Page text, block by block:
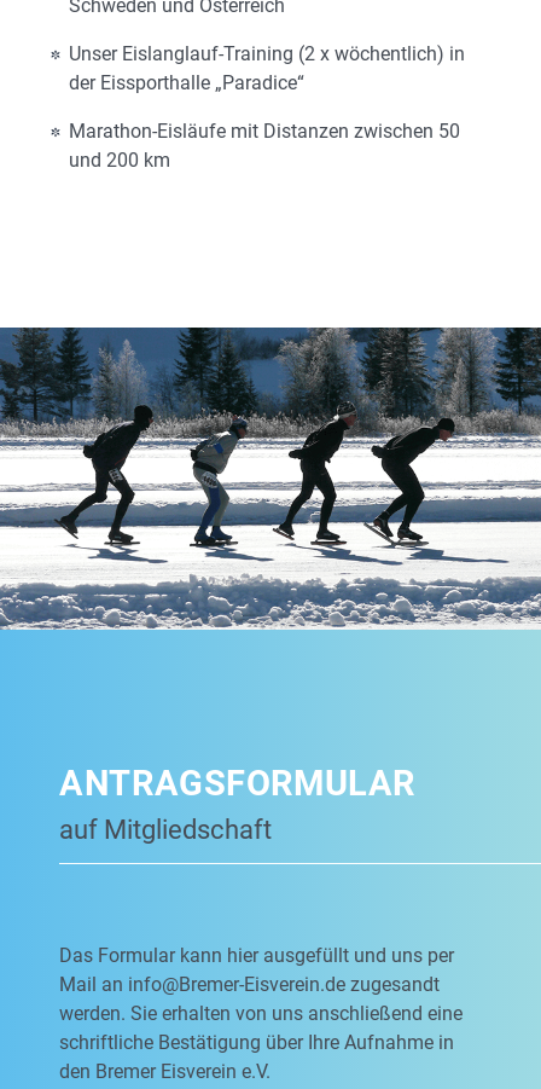
Schweden und Österreich
Unser Eislanglauf-Training (2 x wöchentlich) in
der Eissporthalle „Paradice“
Marathon-Eisläufe mit Distanzen zwischen 50
und 200 km
ANTRAGSFORMULAR
auf Mitgliedschaft
Das Formular kann hier ausgefüllt und uns per
Mail an info@Bremer-Eisverein.de zugesandt
werden. Sie erhalten von uns anschließend eine
schriftliche Bestätigung über Ihre Aufnahme in
den Bremer Eisverein e.V.